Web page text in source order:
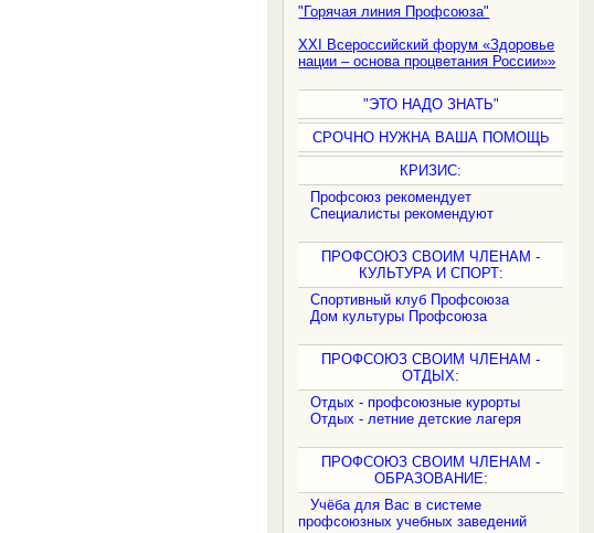
"Горячая линия Профсоюза"
XXI Всероссийский форум «Здоровье
нации – основа процветания России»»
"ЭТО НАДО ЗНАТЬ"
СРОЧНО НУЖНА ВАША ПОМОЩЬ
КРИЗИС:
Профсоюз рекомендует
Специалисты рекомендуют
ПРОФСОЮЗ СВОИМ ЧЛЕНАМ -
КУЛЬТУРА И СПОРТ:
Спортивный клуб Профсоюза
Дом культуры Профсоюза
ПРОФСОЮЗ СВОИМ ЧЛЕНАМ -
ОТДЫХ:
Отдых - профсоюзные курорты
Отдых - летние детские лагеря
ПРОФСОЮЗ СВОИМ ЧЛЕНАМ -
ОБРАЗОВАНИЕ:
Учёба для Вас в системе
профсоюзных учебных заведений